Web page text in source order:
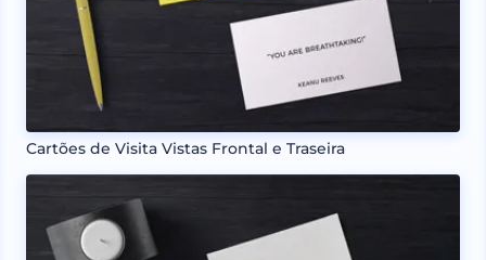
Cartões de Visita Vistas Frontal e Traseira